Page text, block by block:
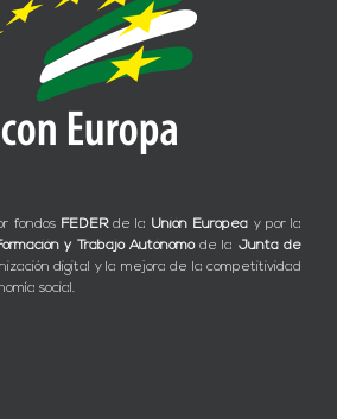
fondos FEDERde la Unión Europea y por la
y Trabajo Autónomode la Junta de
digital y la mejora de la competitividad
social.